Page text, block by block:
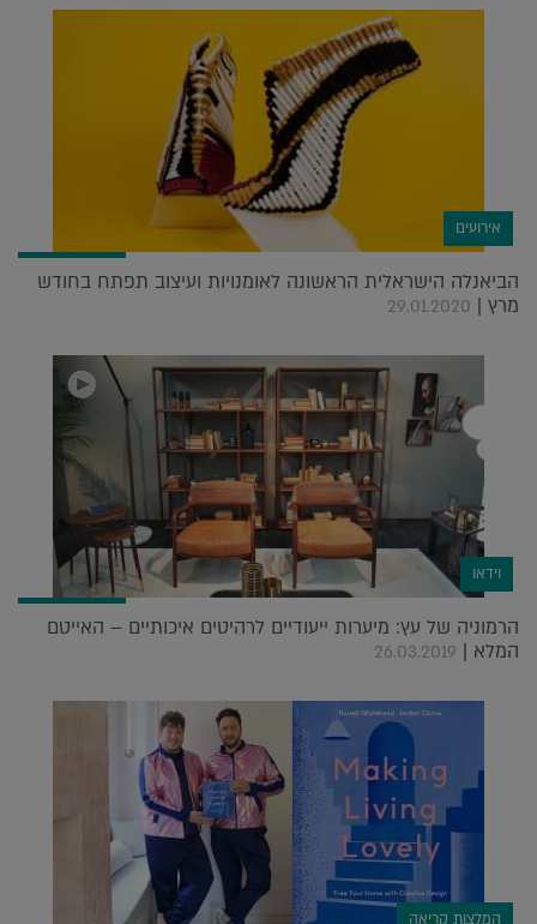
אירועים
הביאנלה הישראלית הראשונה לאומנויות ועיצוב תפתח בחודש
מרץ | 29.01.2020
וידאו
הרמוניה של עץ: מיערות ייעודיים לרהיטים איכותיים – האייטם
המלא | 26.03.2019
המלצות קריאה